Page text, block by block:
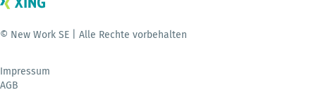
© New Work SE | Alle Rechte vorbehalten
Impressum
AGB